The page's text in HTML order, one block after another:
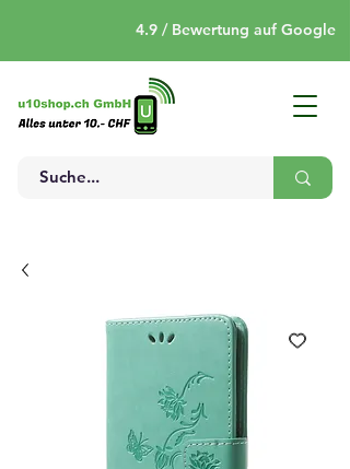
4.9 / Bewertung auf Google